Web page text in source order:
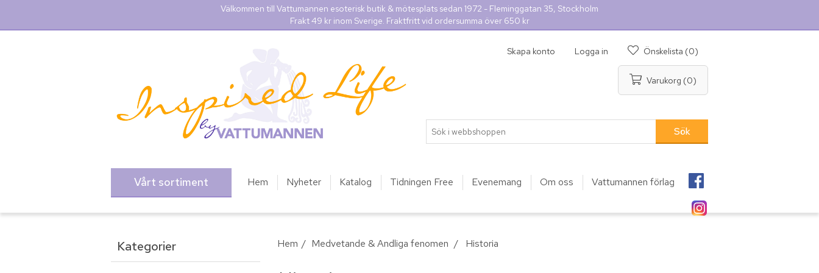
Välkommen till Vattumannen esoterisk butik & mötesplats sedan 1972 - Fleminggatan 35, Stockholm
Frakt 49 kr inom Sverige. Fraktfritt vid ordersumma över 650 kr
Skapa konto Logga in Önskelista (0)
Varukorg (0)
Vårt sortiment Hem Nyheter Katalog Tidningen Free Evenemang Om oss Vattumannen förlag
Kategorier Hem / Medvetande & Andliga fenomen / Historia